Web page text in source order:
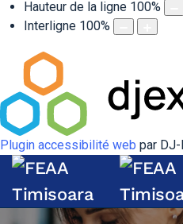
Hauteur de la ligne 100%
Interligne 100%
Plugin accessibilité web par